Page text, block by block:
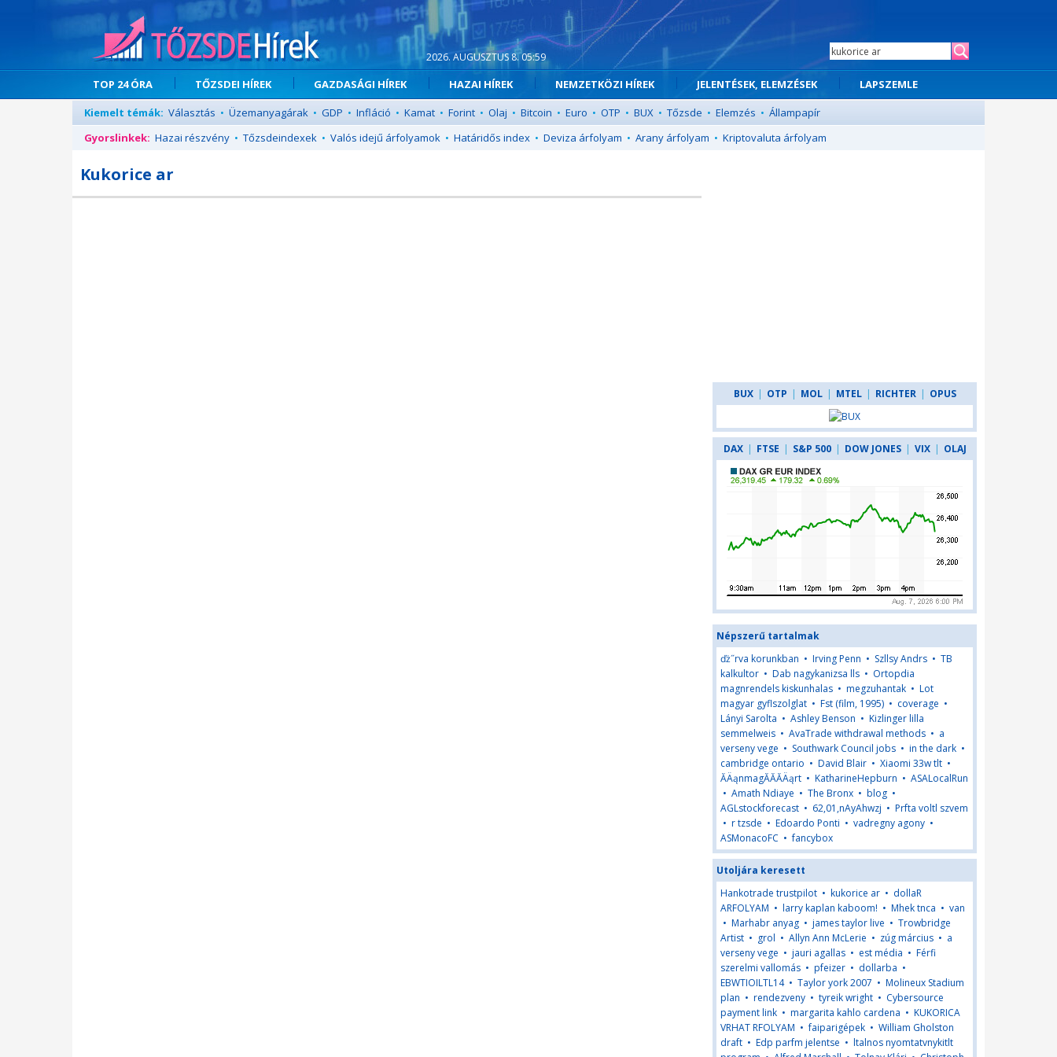
2026. AUGUSZTUS 8. 05:59
TOP 24 ÓRA TŐZSDEI HÍREK GAZDASÁGI HÍREK HAZAI HÍREK NEMZETKÖZI HÍREK JELENTÉSEK, ELEMZÉSEK
LAPSZEMLE
Kiemelt témák: Választás • Üzemanyagárak • GDP • Infláció • Kamat • Forint • Olaj • Bitcoin • Euro • OTP • BUX • Tőzsde • Elemzés • Állampapír
Gyorslinkek: Hazai részvény • Tőzsdeindexek • Valós idejű árfolyamok • Határidős index • Deviza árfolyam • Arany árfolyam • Kriptovaluta árfolyam
Kukorice ar
BUX | OTP | MOL | MTEL | RICHTER | OPUS
DAX | FTSE | S&P 500 | DOW JONES | VIX | OLAJ
Népszerű tartalmak
ďż˝rva korunkban • Irving Penn • Szllsy Andrs • TB
kalkultor • Dab nagykanizsa lls • Ortopdia
magnrendels kiskunhalas • megzuhantak • Lot
magyar gyflszolglat • Fst (film, 1995) • coverage •
Lányi Sarolta • Ashley Benson • Kizlinger lilla
semmelweis • AvaTrade withdrawal methods • a
verseny vege • Southwark Council jobs • in the dark •
cambridge ontario • David Blair • Xiaomi 33w tlt •
ĂÄąnmagĂĂĂÄąrt • KatharineHepburn • ASALocalRun
• Amath Ndiaye • The Bronx • blog •
AGLstockforecast • 62,01,nAyAhwzj • Prfta voltl szvem
• r tzsde • Edoardo Ponti • vadregny agony •
ASMonacoFC •fancybox
Utoljára keresett
Hankotrade trustpilot • kukorice ar • dollaR
ARFOLYAM • larry kaplan kaboom! • Mhek tnca • van
• Marhabr anyag • james taylor live • Trowbridge
Artist • grol • Allyn Ann McLerie • zúg március • a
verseny vege • jauri agallas • est média • Férfi
szerelmi vallomás • pfeizer • dollarba •
EBWTIOILTL14• Taylor york 2007 • Molineux Stadium
plan • rendezveny • tyreik wright • Cybersource
payment link • margarita kahlo cardena • KUKORICA
VRHAT RFOLYAM •faiparigépek • William Gholston
draft • Edp parfm jelentse • ltalnos nyomtatvnykitlt